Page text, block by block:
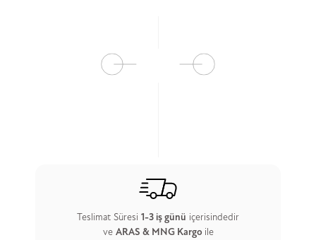
Teslimat Süresi 1-3 iş günü içerisindedir
ve ARAS & MNG Kargo ile